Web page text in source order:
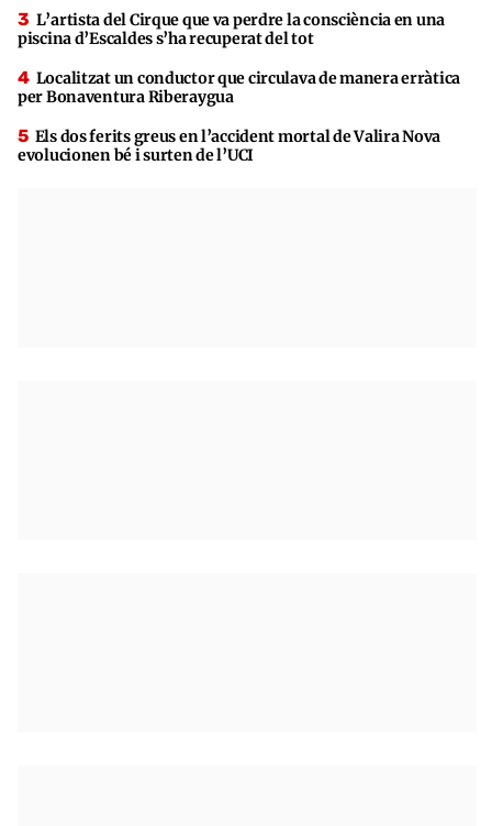
L’artista del Cirque que va perdre la consciència en una
piscina d’Escaldes s’ha recuperat del tot
Localitzat un conductor que circulava de manera erràtica
per Bonaventura Riberaygua
Els dos ferits greus en l’accident mortal de Valira Nova
evolucionen bé i surten de l’UCI